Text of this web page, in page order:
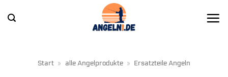
Inhalt
Start » alle Angelprodukte » Ersatzteile Angeln